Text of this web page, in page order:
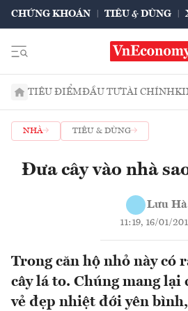
CHỨNG KHOÁN TIÊU & DÙNG
TIÊU ĐIỂMĐẦU TƯTÀI CHÍNH
NHÀ TIÊU & DÙNG
Đưa cây vào nhà
Lưu Hà
11:19, 16/01/
Trong căn hộ nhỏ này có
cây lá to. Chúng mang lại
vẻ đẹp nhiệt đới yên